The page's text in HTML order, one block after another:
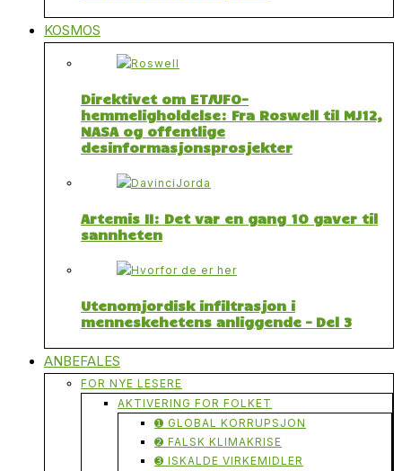
KOSMOS
Direktivet om ET/UFO-
hemmeligholdelse: Fra Roswell til MJ12,
NASA og offentlige
desinformasjonsprosjekter
Artemis II: Det var en gang 10 gaver til
sannheten
Utenomjordisk infiltrasjon i
menneskehetens anliggende – Del 3
ANBEFALES
FOR NYE LESERE
AKTIVERING FOR FOLKET
➊ GLOBAL KORRUPSJON
➋ FALSK KLIMAKRISE
➌ ISKALDE VIRKEMIDLER